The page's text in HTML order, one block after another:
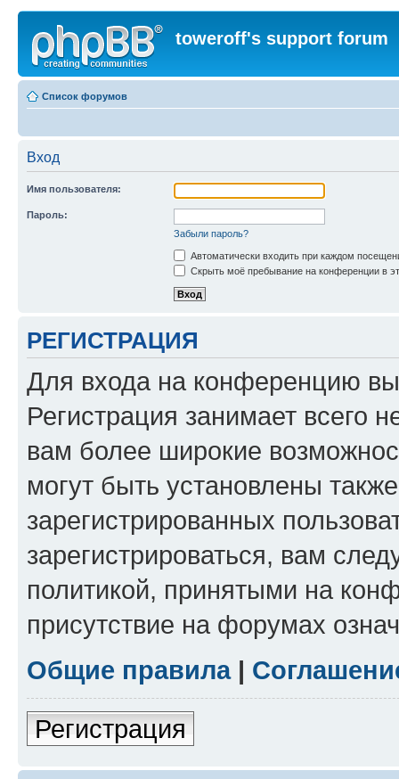
toweroff's support forum
Список форумов
Вход
Имя пользователя:
Пароль:
Забыли пароль?
Автоматически входить при каждом
Скрыть моё пребывание на конференции в
РЕГИСТРАЦИЯ
Для входа на конференцию
Регистрация занимает всего
вам более широкие
могут быть установлены
зарегистрированных
зарегистрироваться, вам
политикой, принятыми на
присутствие на форумах
Общие правила|
Регистрация